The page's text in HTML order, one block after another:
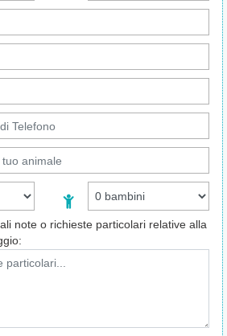
note o richieste particolari relative alla